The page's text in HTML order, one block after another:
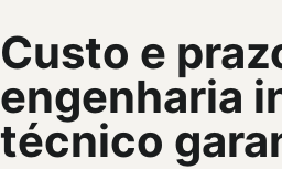
Custo e
engenharia
técnico